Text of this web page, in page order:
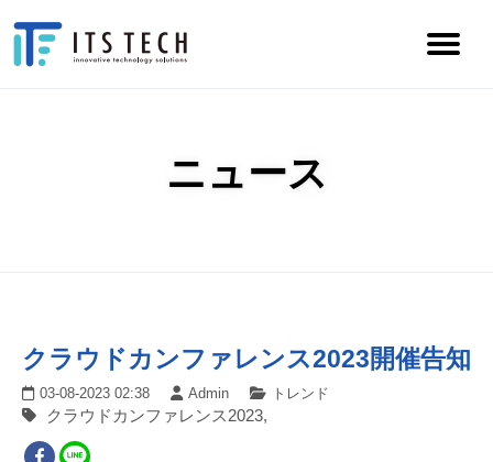
ニュース
クラウドカンファレンス2023開催告知
03-08-2023 02:38 Admin トレンド
クラウドカンファレンス2023,